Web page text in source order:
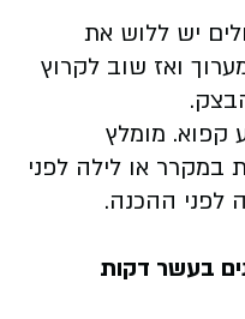
יש ללוש את
ואז שוב לקרוץ
קפוא. מומלץ
לפחות 8 שעות במקרר או לילה לפני
לפני ההכנה.
בעשר דקות